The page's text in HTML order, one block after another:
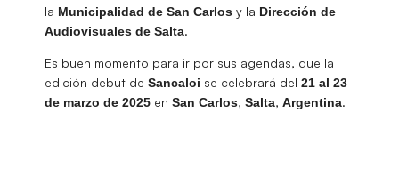
la Municipalidad de San Carlos y la Dirección de
Audiovisuales de Salta.
Es buen momento para ir por sus agendas, que la
edición debut de Sancaloi se celebrará del 21 al 23
de marzo de 2025 en San Carlos, Salta, Argentina.